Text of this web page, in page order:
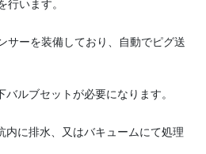
います。
サーを装備しており、自動でピグ送
ルブセットが必要になります。
に排水、又はバキュームにて処理